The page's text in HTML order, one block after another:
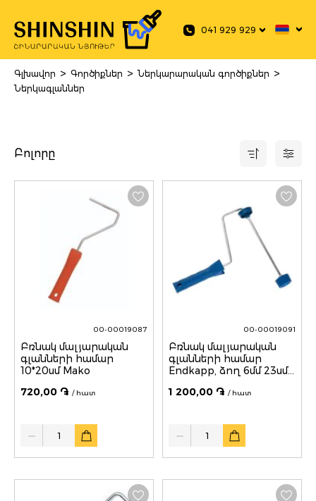
041 929 929
Գլխավոր > Գործիքներ > Ներկարարական գործիքներ >
Ներկագլաններ
Բոլորը
00-00019087
Բռնակ մալյարական
գլանների համար
10*20սմ Mako
720,00 ֏ / հատ
Quantity
00-00019091
Բռնակ մալյարական
գլանների համար
Endkapp, ձող 6մմ 23սմ
1 200,00 ֏ / հատ
Quantity